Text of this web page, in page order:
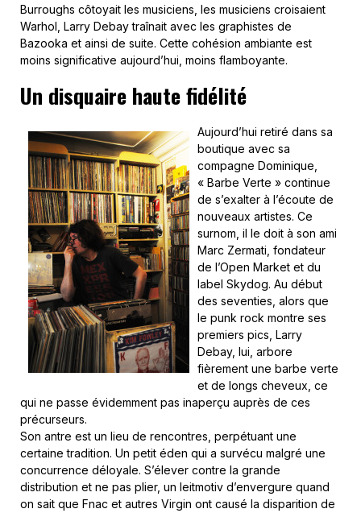
Burroughs côtoyait les musiciens, les musiciens croisaient
Warhol, Larry Debay traînait avec les graphistes de
Bazooka et ainsi de suite. Cette cohésion ambiante est
moins significative aujourd’hui, moins flamboyante.
Un disquaire haute fidélité
Aujourd’hui retiré dans sa
boutique avec sa
compagne Dominique,
« Barbe Verte » continue
de s’exalter à l’écoute de
nouveaux artistes. Ce
surnom, il le doit à son ami
Marc Zermati, fondateur
de l’Open Market et du
label Skydog. Au début
des seventies, alors que
le punk rock montre ses
premiers pics, Larry
Debay, lui, arbore
fièrement une barbe verte
et de longs cheveux, ce
qui ne passe évidemment pas inaperçu auprès de ces
précurseurs.
Son antre est un lieu de rencontres, perpétuant une
certaine tradition. Un petit éden qui a survécu malgré une
concurrence déloyale. S’élever contre la grande
distribution et ne pas plier, un leitmotiv d’envergure quand
on sait que Fnac et autres Virgin ont causé la disparition de